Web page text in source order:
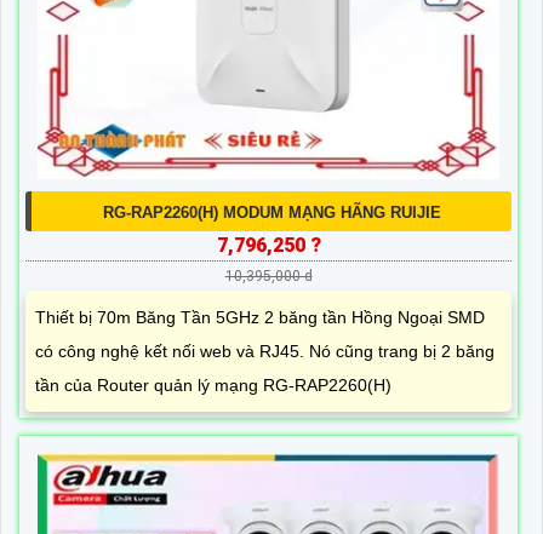
RG-RAP2260(H) MODUM MẠNG HÃNG RUIJIE
7,796,250 ?
10,395,000 d
Thiết bị 70m Băng Tần 5GHz 2 băng tần Hồng Ngoại SMD
có công nghệ kết nối web và RJ45. Nó cũng trang bị 2 băng
tần của Router quản lý mạng RG-RAP2260(H)